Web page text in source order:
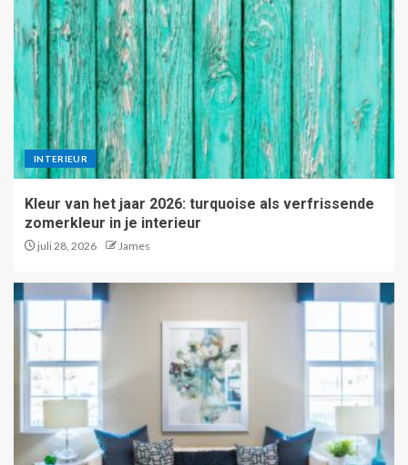
INTERIEUR
Kleur van het jaar 2026: turquoise als verfrissende
zomerkleur in je interieur
juli 28, 2026 James